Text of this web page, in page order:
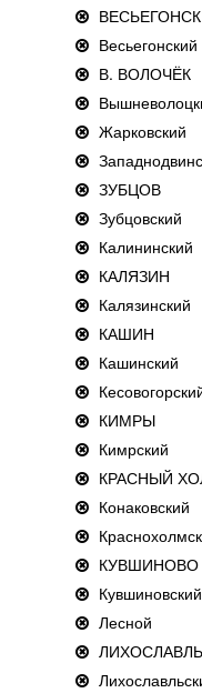
ВЕСЬЕГОНСК
Весьегонский
В. ВОЛОЧЁК
Жарковский
ЗУБЦОВ
Зубцовский
Калининский
КАЛЯЗИН
Калязинский
КАШИН
Кашинский
КИМРЫ
Кимрский
КРАСНЫЙ
Конаковский
КУВШИНОВО
Кувшиновский
Лесной
ЛИХОСЛАВЛЬ